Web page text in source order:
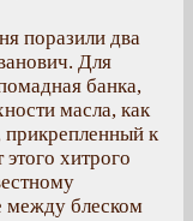
поразили два
Для
банка,
масла, как
к
хитрого
между блеском